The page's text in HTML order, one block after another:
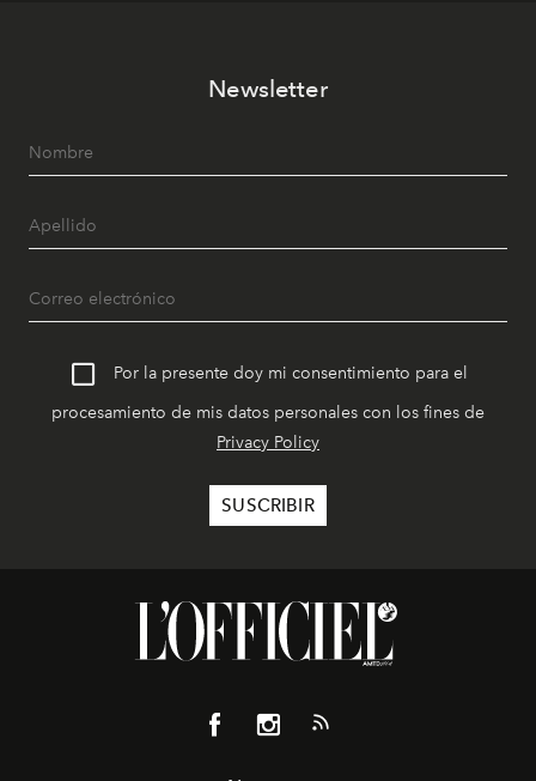
Newsletter
Por la presente doy mi consentimiento para el
procesamiento de mis datos personales con los fines de
Privacy Policy